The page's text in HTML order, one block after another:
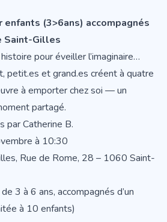
(3>6ans) accompagnés
Saint-Gilles
pour éveiller l’imaginaire…
petit.es et grand.es créent à quatre
à emporter chez soi — un
partagé.
par Catherine B.
à 10:30
Rue de Rome, 28 – 1060 Saint-
3 à 6 ans, accompagnés d’un
à 10 enfants)